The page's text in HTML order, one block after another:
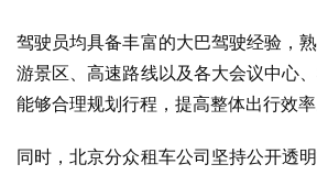
驾驶员均具备丰富的大巴驾驶经验，
游景区、高速路线以及各大会议中心
能够合理规划行程，提高整体出行效率
同时，北京分众租车公司坚持公开透